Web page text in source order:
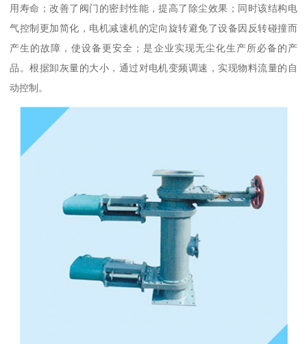
用寿命；改善了阀门的密封性能，提高了除尘效果；同时该结构电
气控制更加简化，电机减速机的定向旋转避免了设备因反转碰撞而
产生的故障，使设备更安全；是企业实现无尘化生产所必备的产
品。根据卸灰量的大小，通过对电机变频调速，实现物料流量的自
动控制。